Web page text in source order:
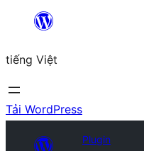
Chuyển
phần
nội
dung
tiếng Việt
Tải WordPress
Plugin